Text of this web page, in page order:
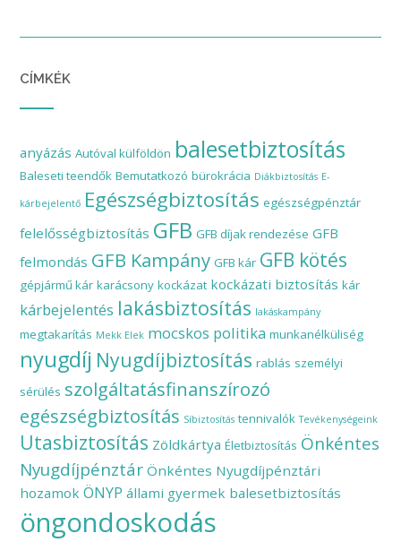
CÍMKÉK
anyázás Autóval külföldön balesetbiztosítás
Baleseti teendők Bemutatkozó bürokrácia Diákbiztosítás E-
kárbejelentő Egészségbiztosítás egészségpénztár
felelősségbiztosítás GFB GFB díjak rendezése GFB
felmondás GFB Kampány GFB kár GFB kötés
gépjármű kár karácsony kockázat kockázati biztosítás kár
kárbejelentés lakásbiztosítás lakáskampány
megtakarítás Mekk Elek mocskos politika munkanélküliség
nyugdíj Nyugdíjbiztosítás rablás személyi
sérülés szolgáltatásfinanszírozó
egészségbiztosítás Síbiztosítás tennivalók Tevékenységeink
Utasbiztosítás Zöldkártya Életbiztosítás Önkéntes
Nyugdíjpénztár Önkéntes Nyugdíjpénztári
hozamok ÖNYP állami gyermek balesetbiztosítás
öngondoskodás